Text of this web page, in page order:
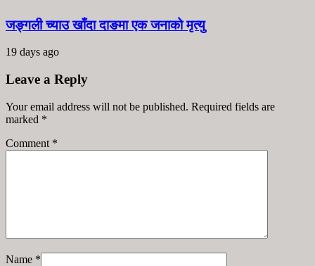
जङ्गली च्याउ खाँदा दाङमा एक जनाको मृत्यु
19 days ago
Leave a Reply
Your email address will not be published. Required fields are
marked *
Comment *
Name *